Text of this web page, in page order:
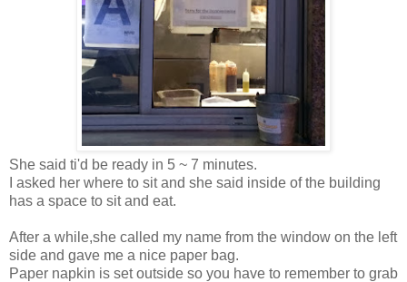
She said ti'd be ready in 5 ~ 7 minutes.
I asked her where to sit and she said inside of the building
has a space to sit and eat.
After a while,she called my name from the window on the left
side and gave me a nice paper bag.
Paper napkin is set outside so you have to remember to grab